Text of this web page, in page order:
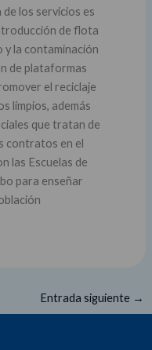
los servicios es
de flota
y la contaminación
de plataformas
el reciclaje
limpios, además
que tratan de
contratos en el
las Escuelas de
para enseñar
Entrada siguiente →